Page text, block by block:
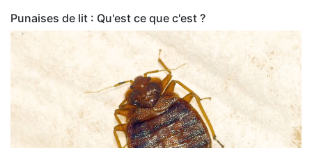
Punaises de lit : Qu'est ce que c'est ?